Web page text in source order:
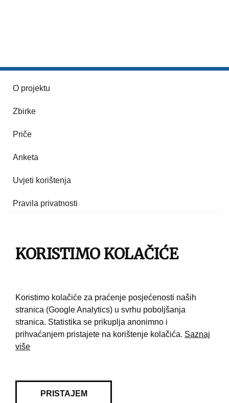
O projektu
Zbirke
Priče
Anketa
Uvjeti korištenja
Pravila privatnosti
Pravila korištenja
KORISTIMO KOLAČIĆE
Koristimo kolačiće za praćenje posjećenosti naših
stranica (Google Analytics) u svrhu poboljšanja
stranica. Statistika se prikuplja anonimno i
prihvaćanjem pristajete na korištenje kolačića. Saznaj
više
PRISTAJEM